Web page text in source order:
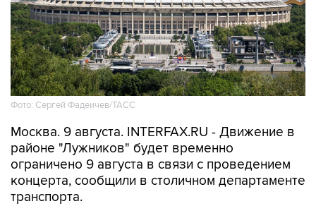
Фото: Сергей Фадеичев/ТАСС
Москва. 9 августа. INTERFAX.RU - Движение в
районе "Лужников" будет временно
ограничено 9 августа в связи с проведением
концерта, сообщили в столичном департаменте
транспорта.